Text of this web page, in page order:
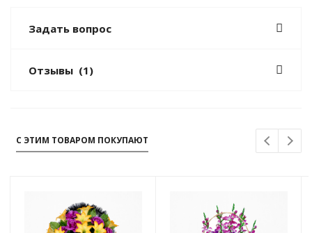
Задать вопрос
Отзывы (1)
С ЭТИМ ТОВАРОМ ПОКУПАЮТ